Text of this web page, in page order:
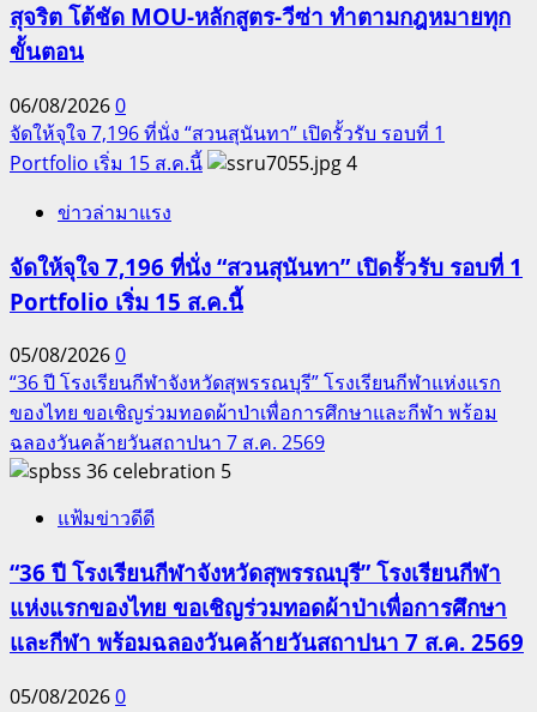
สุจริต โต้ชัด MOU-หลักสูตร-วีซ่า ทำตามกฎหมายทุก
ขั้นตอน
06/08/20260
จัดให้จุใจ 7,196 ที่นั่ง “สวนสุนันทา” เปิดรั้วรับ รอบที่ 1
Portfolio เริ่ม 15 ส.ค.นี้
4
ข่าวล่ามาแรง
จัดให้จุใจ 7,196 ที่นั่ง “สวนสุนันทา” เปิดรั้วรับ รอบที่ 1
Portfolio เริ่ม 15 ส.ค.นี้
05/08/20260
“36 ปี โรงเรียนกีฬาจังหวัดสุพรรณบุรี” โรงเรียนกีฬาแห่งแรก
ของไทย ขอเชิญร่วมทอดผ้าป่าเพื่อการศึกษาและกีฬา พร้อม
ฉลองวันคล้ายวันสถาปนา 7 ส.ค. 2569
5
แฟ้มข่าวดีดี
“36 ปี โรงเรียนกีฬาจังหวัดสุพรรณบุรี” โรงเรียนกีฬา
แห่งแรกของไทย ขอเชิญร่วมทอดผ้าป่าเพื่อการศึกษา
และกีฬา พร้อมฉลองวันคล้ายวันสถาปนา 7 ส.ค. 2569
05/08/20260